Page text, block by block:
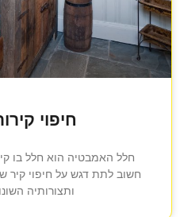
חיפוי
חלל האמבטיה הוא חלל בו
חשוב לתת דגש על חיפוי קיר
ותצורותיה